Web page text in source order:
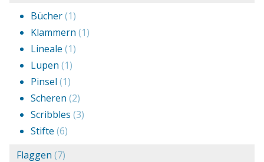
Bücher(1)
Klammern (1)
Lineale (1)
Lupen (1)
Pinsel (1)
Scheren (2)
Scribbles (3)
Stifte (6)
Flaggen (7)